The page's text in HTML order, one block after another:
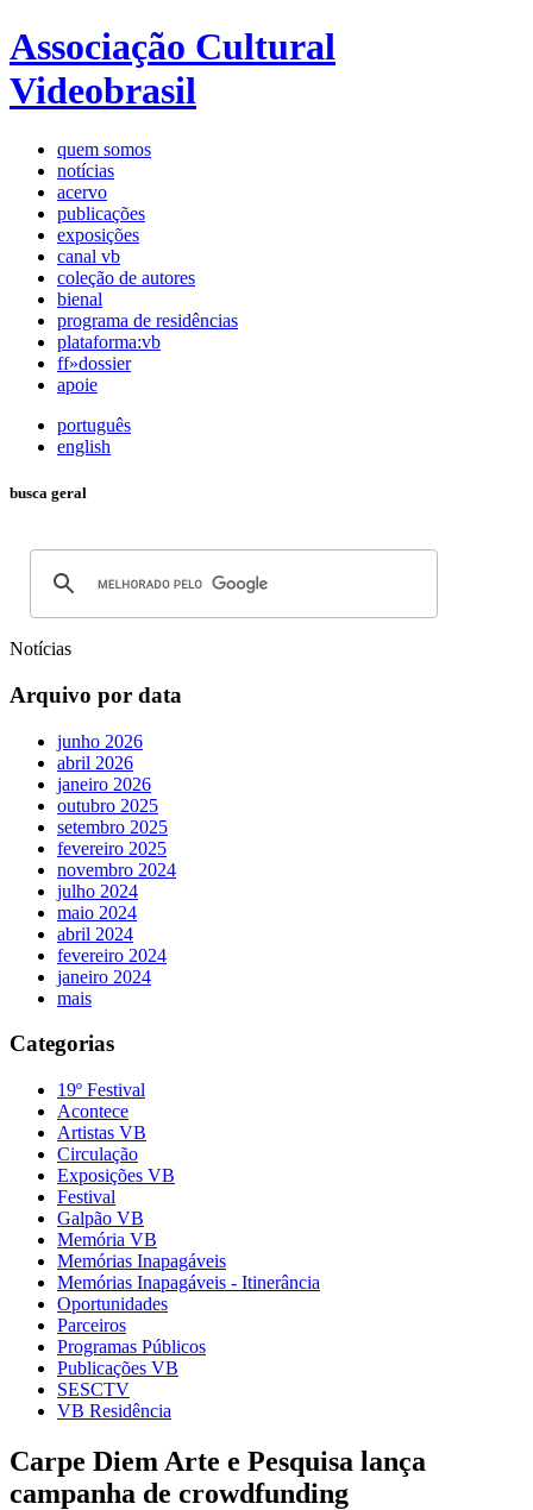
Associação Cultural
Videobrasil
quem somos
notícias
acervo
publicações
exposições
canal vb
coleção de autores
bienal
programa de residências
plataforma:vb
ff»dossier
apoie
português
english
busca geral
Notícias
Arquivo por data
junho 2026
abril 2026
janeiro 2026
outubro 2025
setembro 2025
fevereiro 2025
novembro 2024
julho 2024
maio 2024
abril 2024
fevereiro 2024
janeiro 2024
mais
Categorias
19º Festival
Acontece
Artistas VB
Circulação
Exposições VB
Festival
Galpão VB
Memória VB
Memórias Inapagáveis
Memórias Inapagáveis - Itinerância
Oportunidades
Parceiros
Programas Públicos
Publicações VB
SESCTV
VB Residência
Carpe Diem Arte e Pesquisa lança
campanha de crowdfunding